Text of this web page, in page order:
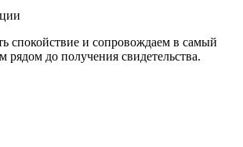
спокойствие и сопровождаем в самый
рядом до получения свидетельства.